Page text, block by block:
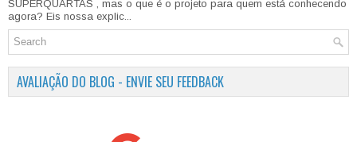
SUPERQUARTAS , mas o que é o projeto para quem está conhecendo
agora? Eis nossa explic...
AVALIAÇÃO DO BLOG - ENVIE SEU FEEDBACK